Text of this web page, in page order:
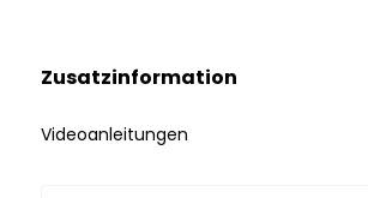
Zusatzinformation
Videoanleitungen